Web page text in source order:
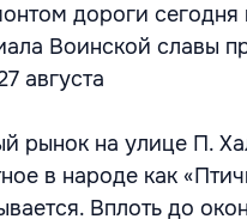
дороги сегодня
Воинской славы
августа
рынок на улице П.
в народе как
Вплоть до